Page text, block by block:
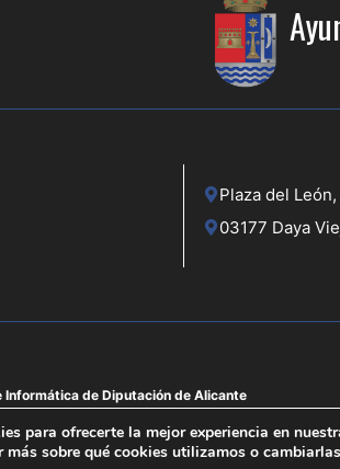
Plaza del León,
03177 Daya
de Diputación de Alicante
para ofrecerte la mejor experiencia en
más sobre qué cookies utilizamos o